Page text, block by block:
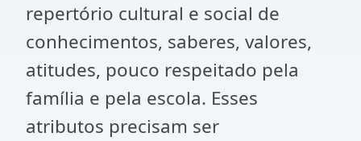
repertório cultural e social de
conhecimentos, saberes, valores,
atitudes, pouco respeitado pela
família e pela escola. Esses
atributos precisam ser